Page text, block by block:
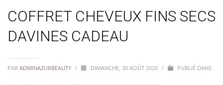
COFFRET CHEVEUX FINS SECS
DAVINES CADEAU
PAR ADMINAZURBEAUTY / DIMANCHE, 30 AOÛT 2020 / PUBLIÉ DANS